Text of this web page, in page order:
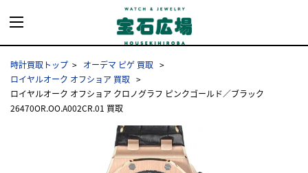
時計買取トップ
オーデマ ピゲ 買取
ロイヤルオーク オフショア 買取
ロイヤルオーク オフショア クロノグラフ ピンクゴールド／ブラック
26470OR.OO.A002CR.01 買取